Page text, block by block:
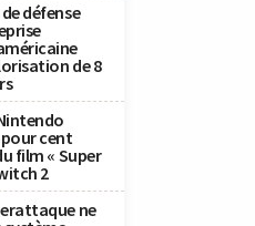
défense
de 8
cent
film « Super
2
ne